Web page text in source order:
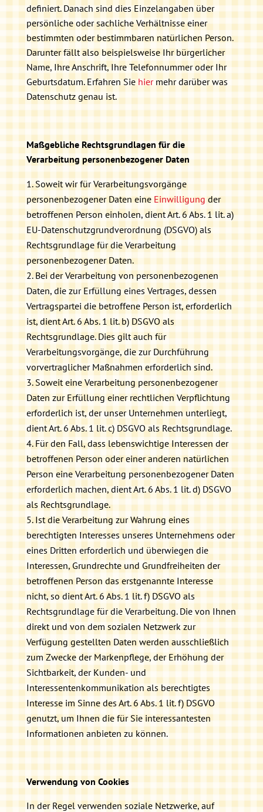
definiert. Danach sind dies Einzelangaben über
persönliche oder sachliche Verhältnisse einer
bestimmten oder bestimmbaren natürlichen Person.
Darunter fällt also beispielsweise Ihr bürgerlicher
Name, Ihre Anschrift, Ihre Telefonnummer oder Ihr
Geburtsdatum. Erfahren Sie hiermehr darüber was
Datenschutz genau ist.
Maßgebliche Rechtsgrundlagen für die
Verarbeitung personenbezogener Daten
Soweit wir für Verarbeitungsvorgänge
personenbezogener Daten eine Einwilligung der
betroffenen Person einholen, dient Art. 6 Abs. 1 lit. a)
EU-Datenschutzgrundverordnung (DSGVO) als
Rechtsgrundlage für die Verarbeitung
personenbezogener Daten.
Bei der Verarbeitung von personenbezogenen
Daten, die zur Erfüllung eines Vertrages, dessen
Vertragspartei die betroffene Person ist, erforderlich
ist, dient Art. 6 Abs. 1 lit. b) DSGVO als
Rechtsgrundlage. Dies gilt auch für
Verarbeitungsvorgänge, die zur Durchführung
vorvertraglicher Maßnahmen erforderlich sind.
Soweit eine Verarbeitung personenbezogener
Daten zur Erfüllung einer rechtlichen Verpflichtung
erforderlich ist, der unser Unternehmen unterliegt,
dient Art. 6 Abs. 1 lit. c) DSGVO als Rechtsgrundlage.
Für den Fall, dass lebenswichtige Interessen der
betroffenen Person oder einer anderen natürlichen
Person eine Verarbeitung personenbezogener Daten
erforderlich machen, dient Art. 6 Abs. 1 lit. d) DSGVO
als Rechtsgrundlage.
Ist die Verarbeitung zur Wahrung eines
berechtigten Interesses unseres Unternehmens oder
eines Dritten erforderlich und überwiegen die
Interessen, Grundrechte und Grundfreiheiten der
betroffenen Person das erstgenannte Interesse
nicht, so dient Art. 6 Abs. 1 lit. f) DSGVO als
Rechtsgrundlage für die Verarbeitung. Die von Ihnen
direkt und von dem sozialen Netzwerk zur
Verfügung gestellten Daten werden ausschließlich
zum Zwecke der Markenpflege, der Erhöhung der
Sichtbarkeit, der Kunden- und
Interessentenkommunikation als berechtigtes
Interesse im Sinne des Art. 6 Abs. 1 lit. f) DSGVO
genutzt, um Ihnen die für Sie interessantesten
Informationen anbieten zu können.
Verwendung von Cookies
In der Regel verwenden soziale Netzwerke, auf